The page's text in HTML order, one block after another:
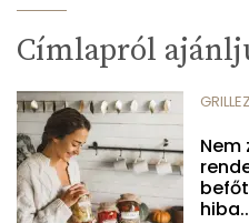
Címlapról
Nem